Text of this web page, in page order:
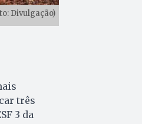
Divulgação)
três
3 da